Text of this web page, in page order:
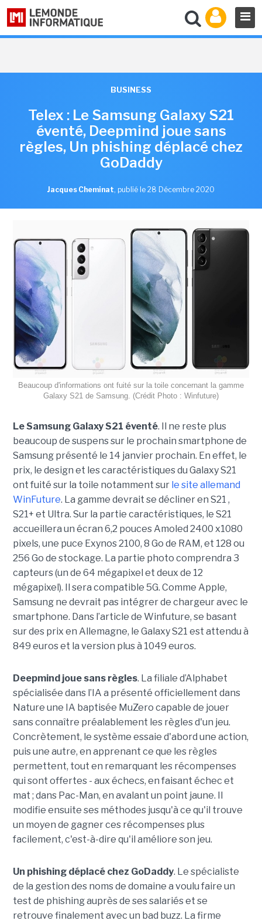
BUSINESS
Telex : Le Samsung Galaxy S21
éventé, Deepmind joue sans
règles, Un phishing déplacé chez
GoDaddy
Jacques Cheminat, publié le 28 Décembre 2020
Beaucoup d'informations ont fuité sur la toile concernant la gamme
Galaxy S21 de Samsung. (Crédit Photo : Winfuture)
Le Samsung Galaxy S21 éventé. Il ne reste plus
beaucoup de suspens sur le prochain smartphone de
Samsung présenté le 14 janvier prochain. En effet, le
prix, le design et les caractéristiques du Galaxy S21
ont fuité sur la toile notamment sur le site allemand
WinFuture. La gamme devrait se décliner en S21 ,
S21+ et Ultra. Sur la partie caractéristiques, le S21
accueillera un écran 6,2 pouces Amoled 2400 x1080
pixels, une puce Exynos 2100, 8 Go de RAM, et 128 ou
256 Go de stockage. La partie photo comprendra 3
capteurs (un de 64 mégapixel et deux de 12
mégapixel). Il sera compatible 5G. Comme Apple,
Samsung ne devrait pas intégrer de chargeur avec le
smartphone. Dans l’article de Winfuture, se basant
sur des prix en Allemagne, le Galaxy S21 est attendu à
849 euros et la version plus à 1049 euros.
Deepmind joue sans règles. La filiale d’Alphabet
spécialisée dans l’IA a présenté officiellement dans
Nature une IA baptisée MuZero capable de jouer
sans connaître préalablement les règles d'un jeu.
Concrètement, le système essaie d'abord une action,
puis une autre, en apprenant ce que les règles
permettent, tout en remarquant les récompenses
qui sont offertes - aux échecs, en faisant échec et
mat ; dans Pac-Man, en avalant un point jaune. Il
modifie ensuite ses méthodes jusqu'à ce qu'il trouve
un moyen de gagner ces récompenses plus
facilement, c'est-à-dire qu'il améliore son jeu.
Un phishing déplacé chez GoDaddy. Le spécialiste
de la gestion des noms de domaine a voulu faire un
test de phishing auprès de ses salariés et se
retrouve finalement avec un bad buzz. La firme